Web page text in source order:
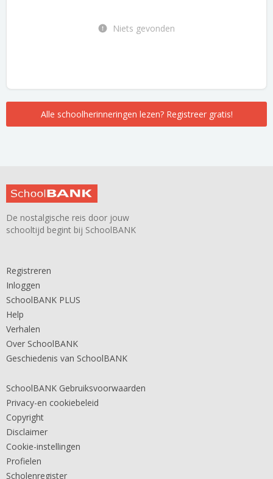
Niets gevonden
Alle schoolherinneringen lezen? Registreer gratis!
De nostalgische reis door jouw
schooltijd begint bij SchoolBANK
Registreren
Inloggen
SchoolBANK PLUS
Help
Verhalen
Over SchoolBANK
Geschiedenis van SchoolBANK
SchoolBANK Gebruiksvoorwaarden
Privacy-en cookiebeleid
Copyright
Disclaimer
Cookie-instellingen
Profielen
Scholenregister